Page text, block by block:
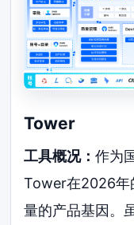
Tower
工具概况：作为
Tower在2026年
量的产品基因。